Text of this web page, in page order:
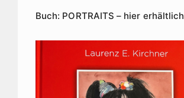
Buch: PORTRAITS – hier erhältlich